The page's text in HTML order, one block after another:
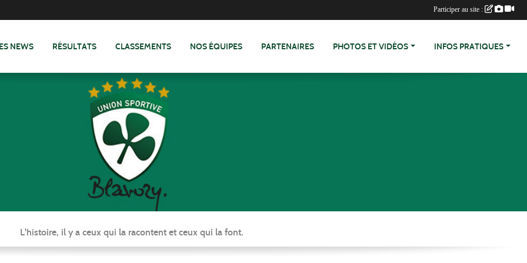
NEWS RÉSULTATS CLASSEMENTS NOS ÉQUIPES PARTENAIRES PHOTOS ET VIDÉOS INFOS PRATIQUES
L'histoire, il y a ceux qui la racontent et ceux qui la font.
Participer au site :